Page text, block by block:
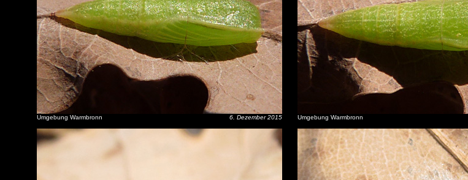
Umgebung Warmbronn 6. Dezember 2015 Umgebung Warmbronn